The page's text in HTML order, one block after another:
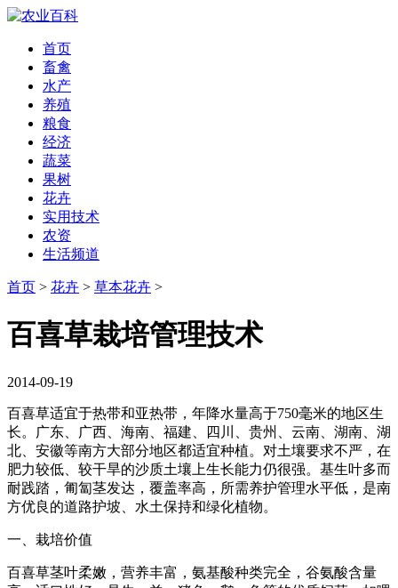
首页
畜禽
水产
养殖
粮食
经济
蔬菜
果树
花卉
实用技术
农资
生活频道
首页 > 花卉 > 草本花卉 >
百喜草栽培管理技术
2014-09-19
百喜草适宜于热带和亚热带，年降水量高于750毫米的地区生
长。广东、广西、海南、福建、四川、贵州、云南、湖南、湖
北、安徽等南方大部分地区都适宜种植。对土壤要求不严，在
肥力较低、较干旱的沙质土壤上生长能力仍很强。基生叶多而
耐践踏，匍匐茎发达，覆盖率高，所需养护管理水平低，是南
方优良的道路护坡、水土保持和绿化植物。
一、栽培价值
百喜草茎叶柔嫩，营养丰富，氨基酸种类完全，谷氨酸含量